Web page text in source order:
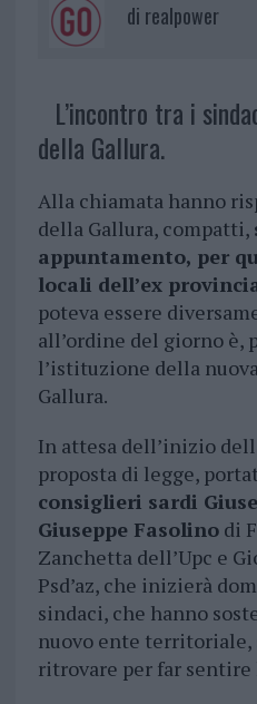
di realpower
L’incontro tra i
della Gallura.
Alla chiamata hanno
della Gallura, compatti,
appuntamento, per
locali dell’ex
poteva essere
all’ordine del giorno è,
l’istituzione della
Gallura.
In attesa dell’inizio
proposta di legge,
consiglieri sardi
Giuseppe Fasolinodi
Zanchetta dell’Upc e
Psd’az, che inizierà
sindaci, che hanno
nuovo ente territoriale,
ritrovare per far sentire